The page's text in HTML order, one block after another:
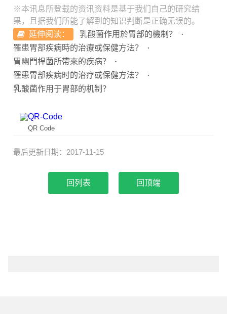
※本讯息所登载的资讯资料是基于我们自己的研究结
果，且据我们所能了解到的知识判断是正确无误的。
延伸阅读：
乳酸菌作用於胃部的機制？
罹患胃部疾病時的治療或保健方法？
胃幽門桿菌所帶來的疾病？
罹患胃部疾病时的治疗或保健方法？
乳酸菌作用于胃部的机制？
QR Code
最后更新日期：2017-11-15
回顶端